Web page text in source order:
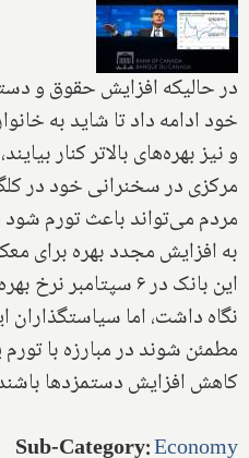
در حالیکه افزایش حقوق و
خود ادامه داد تا شاید به
و نیز بهره‌های بالاتر کنار
مرکزی در سخنرانی خود در
مردم می‌تواند باعث تورم شود
به افزایش مجدد بهره برای
نگاه داشت، اما سیاستگذاران
مطمئن شوند در مبارزه با
کاهش افزایش دستمزدها
Sub-Category:Economy